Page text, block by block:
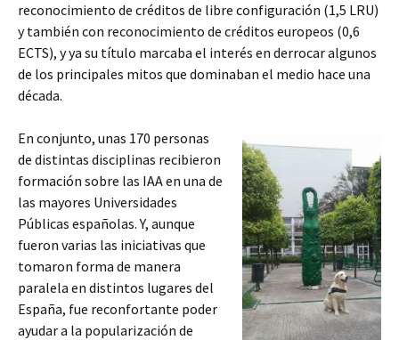
reconocimiento de créditos de libre configuración (1,5 LRU)
y también con reconocimiento de créditos europeos (0,6
ECTS), y ya su título marcaba el interés en derrocar algunos
de los principales mitos que dominaban el medio hace una
década.
En conjunto, unas 170 personas
de distintas disciplinas recibieron
formación sobre las IAA en una de
las mayores Universidades
Públicas españolas. Y, aunque
fueron varias las iniciativas que
tomaron forma de manera
paralela en distintos lugares del
España, fue reconfortante poder
ayudar a la popularización de